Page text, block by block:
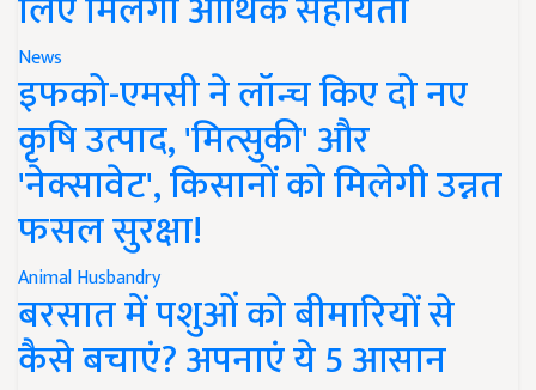
News
इफको-एमसी ने लॉन्च किए दो नए
कृषि उत्पाद, 'मित्सुकी' और
'नेक्सावेट', किसानों को मिलेगी उन्नत
फसल सुरक्षा!
Animal Husbandry
बरसात में पशुओं को बीमारियों से
कैसे बचाएं? अपनाएं ये 5 आसान